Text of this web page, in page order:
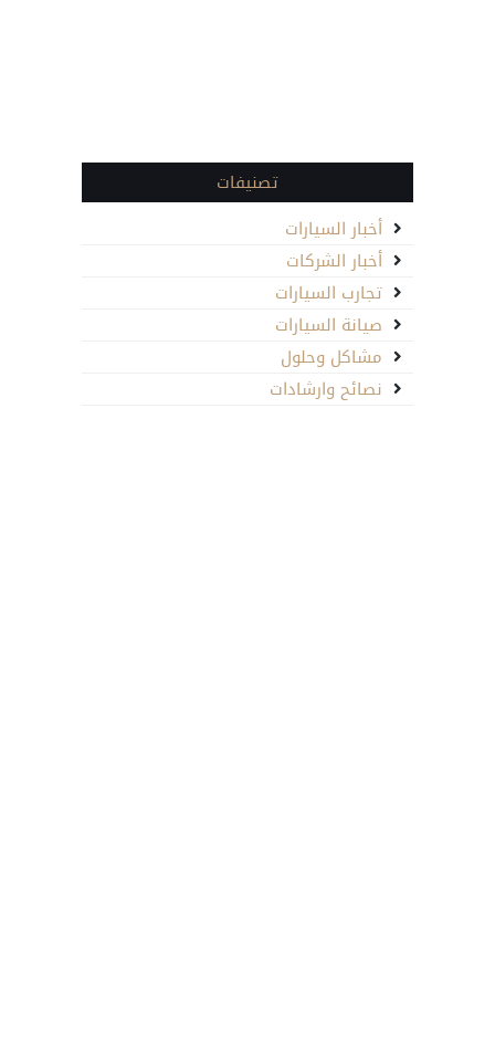
تصنيفات
أخبار السيارات
أخبار الشركات
تجارب السيارات
صيانة السيارات
مشاكل وحلول
نصائح وارشادات